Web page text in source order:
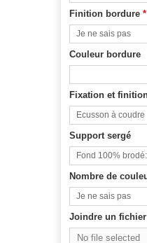
Finition bordure *
Je ne sais pas
Couleur bordure
Fixation et
Ecusson à coudre
Support sergé
Fond 100% brodé:
Nombre de
Je ne sais pas
Joindre un
No file selected